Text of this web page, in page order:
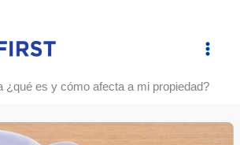
¿qué es y cómo afecta a mi propiedad?